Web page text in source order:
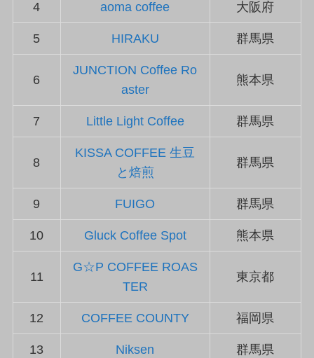
4 aoma coffee 大阪府
5 HIRAKU 群馬県
6
JUNCTION Coffee Ro
aster
熊本県
7 Little Light Coffee 群馬県
8
KISSA COFFEE 生豆
と焙煎
群馬県
9 FUIGO 群馬県
10 Gluck Coffee Spot 熊本県
11
G☆P COFFEE ROAS
TER
東京都
12 COFFEE COUNTY 福岡県
13 Niksen 群馬県